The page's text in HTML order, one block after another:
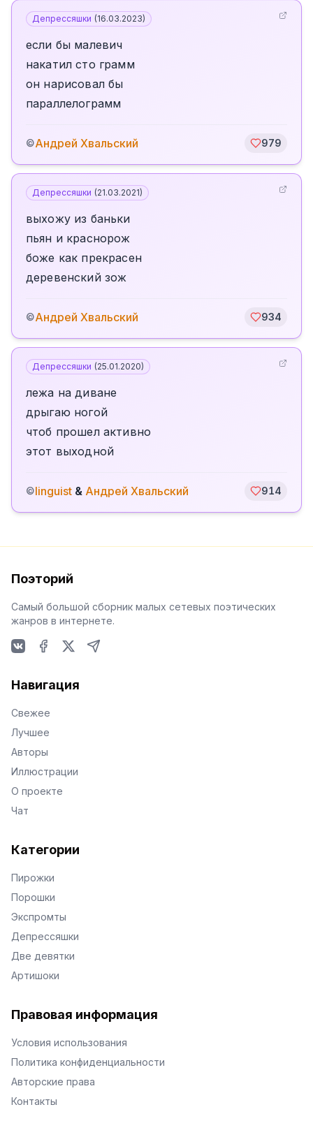
Депрессяшки (16.03.2023)
если бы малевич
накатил сто грамм
он нарисовал бы
параллелограмм
©Андрей Хвальский 979
Депрессяшки (21.03.2021)
выхожу из баньки
пьян и краснорож
боже как прекрасен
деревенский зож
©Андрей Хвальский 934
Депрессяшки (25.01.2020)
лежа на диване
дрыгаю ногой
чтоб прошел активно
этот выходной
©linguist & Андрей Хвальский 914
Поэторий
Самый большой сборник малых сетевых поэтических
жанров в интернете.
Навигация
Свежее
Лучшее
Авторы
Иллюстрации
О проекте
Чат
Категории
Пирожки
Порошки
Экспромты
Депрессяшки
Две девятки
Артишоки
Правовая информация
Условия использования
Политика конфиденциальности
Авторские права
Контакты